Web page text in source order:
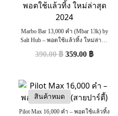
Marbo Bar 13,000 คำ (Mbar 13k) by
Salt Hub – พอตใช้แล้วทิ้ง ใหม่ล่าสุด
390.00฿ 359.00 ฿
สินค้าหมด
Pilot Max 16,000 คำ – พอตใช้แล้วทิ้ง